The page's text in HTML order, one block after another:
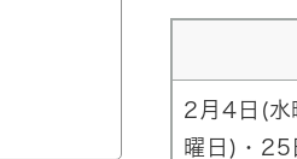
2月4日(水
曜日)・25